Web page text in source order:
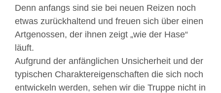
Denn anfangs sind sie bei neuen Reizen noch
etwas zurückhaltend und freuen sich über einen
Artgenossen, der ihnen zeigt „wie der Hase“
läuft.
Aufgrund der anfänglichen Unsicherheit und der
typischen Charaktereigenschaften die sich noch
entwickeln werden, sehen wir die Truppe nicht in